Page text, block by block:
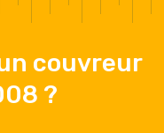
couvreur
?